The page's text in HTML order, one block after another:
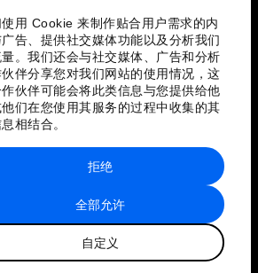
用 Cookie 来制作贴合用户需求的内
告、提供社交媒体功能以及分析我们
。我们还会与社交媒体、广告和分析
伴分享您对我们网站的使用情况，这
伙伴可能会将此类信息与您提供给他
们在您使用其服务的过程中收集的其
相结合。
全部允许
自定义
拒绝
站点地图
世界经济论坛